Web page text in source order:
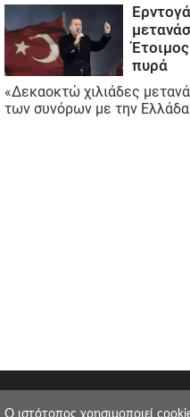
O ιστότοπος χρησιμοποιεί